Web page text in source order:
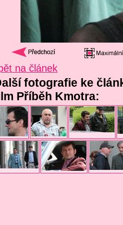
na článek
fotografie ke
Příběh Kmotra: